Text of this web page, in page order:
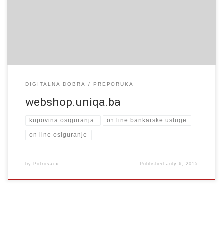
DIGITALNA DOBRA PREPORUKA
webshop.uniqa.ba
kupovina osiguranja. on line bankarske usluge
on line osiguranje
by Potrosacx PublishedJuly 6, 2015